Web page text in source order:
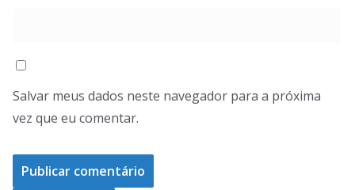
Salvar meus dados neste navegador para a próxima
vez que eu comentar.